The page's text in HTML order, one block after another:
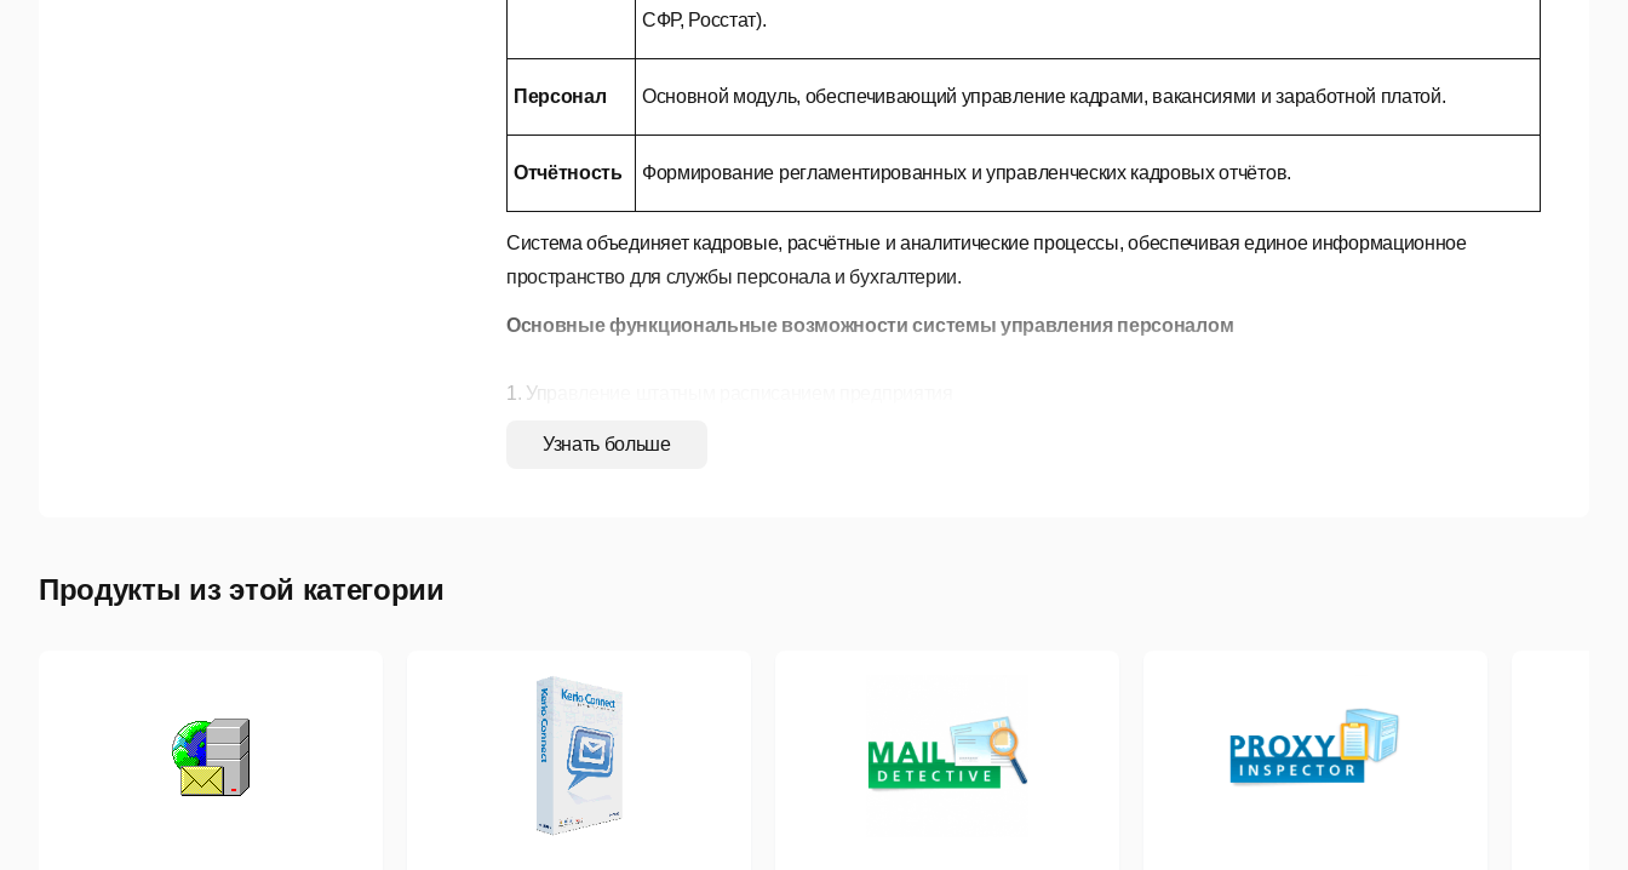
СФР, Росстат).
Персонал Основной модуль, обеспечивающий управление кадрами, вакансиями и заработной платой.
Отчётность Формирование регламентированных и управленческих кадровых отчётов.
Система объединяет кадровые, расчётные и аналитические процессы, обеспечивая единое информационное
пространство для службы персонала и бухгалтерии.
Основные функциональные возможности системы управления персоналом
1. Управление штатным расписанием предприятия
МодульПерсоналобеспечивает централизованное ведение штатного расписания с возможностью:
труда и контролировать численность персонала.
2. Учёт кадров предприятия
Кадровый учёт в
Узнать больше
Продукты из этой категории